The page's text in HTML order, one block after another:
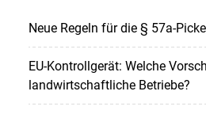
Neue Regeln für die § 57a-
EU-Kontrollgerät: Welche
landwirtschaftliche Betriebe?